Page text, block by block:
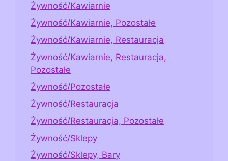
Żywność/Kawiarnie
Żywność/Kawiarnie, Pozostałe
Żywność/Kawiarnie, Restauracja
Żywność/Kawiarnie, Restauracja,
Pozostałe
Żywność/Pozostałe
Żywność/Restauracja
Żywność/Restauracja, Pozostałe
Żywność/Sklepy
Żywność/Sklepy, Bary